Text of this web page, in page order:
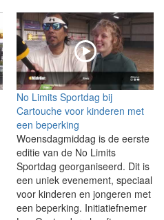
No Limits Sportdag bij
Cartouche voor kinderen met
een beperking
Woensdagmiddag is de eerste
editie van de No Limits
Sportdag georganiseerd. Dit is
een uniek evenement, speciaal
voor kinderen en jongeren met
een beperking. Initiatiefnemer